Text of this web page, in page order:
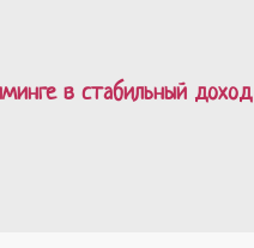
в стабильный доход